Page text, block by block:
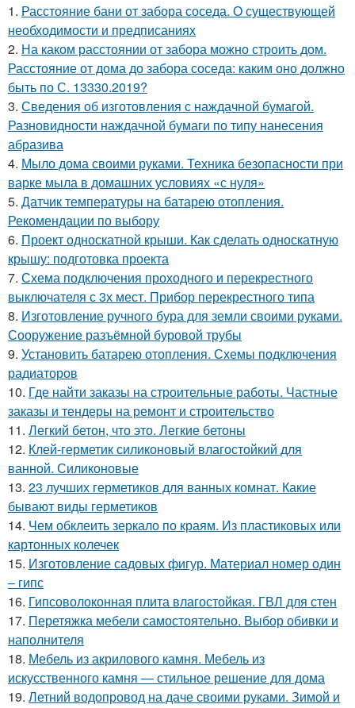
1. Расстояние бани от забора соседа. О существующей
необходимости и предписаниях
2. На каком расстоянии от забора можно строить дом.
Расстояние от дома до забора соседа: каким оно должно
быть по С. 13330.2019?
3. Сведения об изготовления с наждачной бумагой.
Разновидности наждачной бумаги по типу нанесения
абразива
4. Мыло дома своими руками. Техника безопасности при
варке мыла в домашних условиях «с нуля»
5. Датчик температуры на батарею отопления.
Рекомендации по выбору
6. Проект односкатной крыши. Как сделать односкатную
крышу: подготовка проекта
7. Схема подключения проходного и перекрестного
выключателя с 3х мест. Прибор перекрестного типа
8. Изготовление ручного бура для земли своими руками.
Сооружение разъёмной буровой трубы
9. Установить батарею отопления. Схемы подключения
радиаторов
10. Где найти заказы на строительные работы. Частные
заказы и тендеры на ремонт и строительство
11. Легкий бетон, что это. Легкие бетоны
12. Клей-герметик силиконовый влагостойкий для
ванной. Силиконовые
13. 23 лучших герметиков для ванных комнат. Какие
бывают виды герметиков
14. Чем обклеить зеркало по краям. Из пластиковых или
картонных колечек
15. Изготовление садовых фигур. Материал номер один
– гипс
16. Гипсоволоконная плита влагостойкая. ГВЛ для стен
17. Перетяжка мебели самостоятельно. Выбор обивки и
наполнителя
18. Мебель из акрилового камня. Мебель из
искусственного камня — стильное решение для дома
19. Летний водопровод на даче своими руками. Зимой и